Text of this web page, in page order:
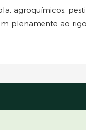
agroquímicos,
plenamente ao